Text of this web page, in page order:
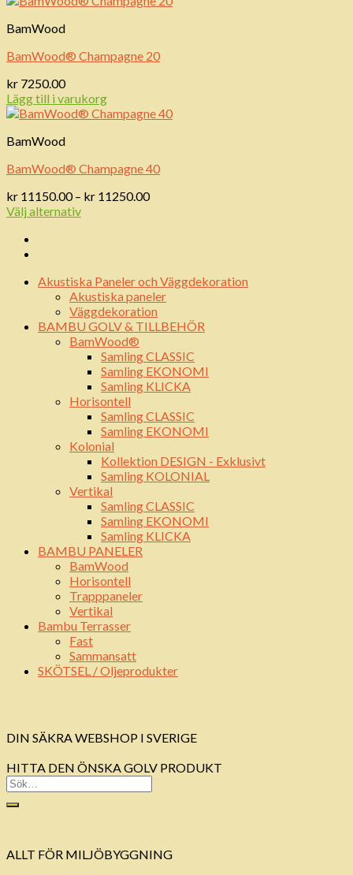
BamWood
BamWood® Champagne 20
kr 7250.00
Lägg till i varukorg
BamWood
BamWood® Champagne 40
kr 11150.00 – kr 11250.00Prisintervall:
Välj alternativ
Akustiska Paneler och Väggdekoration
Akustiska paneler
Väggdekoration
BAMBU GOLV & TILLBEHÖR
BamWood®
Samling CLASSIC
Samling EKONOMI
Samling KLICKA
Horisontell
Samling CLASSIC
Samling EKONOMI
Kolonial
Kollektion DESIGN - Exklusivt
Samling KOLONIAL
Vertikal
Samling CLASSIC
Samling EKONOMI
Samling KLICKA
BAMBU PANELER
BamWood
Horisontell
Trapppaneler
Vertikal
Bambu Terrasser
Fast
Sammansatt
SKÖTSEL / Oljeprodukter
DIN SÄKRA WEBSHOP I SVERIGE
HITTA DEN ÖNSKA GOLV PRODUKT
ALLT FÖR MILJÖBYGGNING